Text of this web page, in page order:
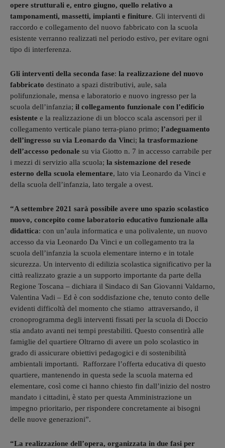
opere strutturali e, entro giugno, quello relativo a
tamponamenti, massetti, impianti e finiture. Gli interventi di
raccordo e collegamento del nuovo fabbricato con la scuola
esistente verranno realizzati nel periodo estivo, per evitare ogni
tipo di interferenza.
Gli interventi della seconda fase: la realizzazione del nuovo
fabbricato destinato a spazi distributivi, aule, sala
polifunzionale, mensa e laboratorio e nuovo ingresso per la
scuola dell’infanzia; il collegamento funzionale con l’edificio
esistente e la realizzazione di un blocco scala ascensori per il
collegamento verticale piano terra-piano primo; l’adeguamento
dell’ingresso su via Leonardo da Vinci; la trasformazione
dell’accesso pedonale su via Giotto n. 7 in accesso carrabile per
i mezzi di servizio alla scuola; la sistemazione del resede
esterno della scuola elementare, lato via Leonardo da Vinci e
della scuola dell’infanzia, lato tergale a ovest.
“A settembre 2021 sarà possibile avere uno spazio scolastico
nuovo, concepito come laboratorio educativo funzionale alla
didattica: con un’aula informatica e una polivalente, un nuovo
accesso da via Leonardo Da Vinci e un collegamento tra la
scuola dell’infanzia la scuola elementare interno e in totale
sicurezza. Un intervento di edilizia scolastica significativo per la
città realizzato grazie a un supporto importante da parte della
Regione Toscana – dichiara il Sindaco di San Giovanni Valdarno,
Valentina Vadi – Ed è con soddisfazione che, tenuto conto delle
evidenti difficoltà del momento che stiamo attraversando, il
cronoprogramma degli interventi fissati per la scuola di Doccio
stia andato avanti nei tempi prestabiliti. Questo consentirà alle
famiglie del quartiere Oltrarno di avere un polo scolastico in
grado di assicurare obiettivi pedagogici e di sostenibilità
ambientali importanti. Rafforzare l’offerta educativa di questo
quartiere, mantenendo in questa sede la scuola materna ed
elementare, così come ci hanno chiesto fin dall’inizio del nostro
mandato i cittadini, è stato per questa Amministrazione un
impegno prioritario, per rispondere concretamente ai bisogni
delle nuove generazioni”.
“La realizzazione dell’opera, organizzata in due fasi per